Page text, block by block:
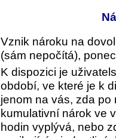
Vznik nároku na
(sám nepočítá),
K dispozici je
období, ve které je k
jenom na vás, zda
kumulativní nárok ve
hodin vyplývá, nebo